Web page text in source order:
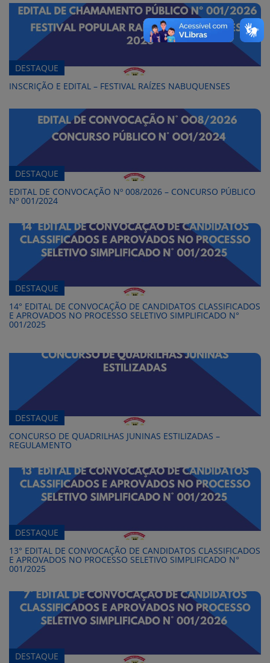
DESTAQUE
INSCRIÇÃO E EDITAL – FESTIVAL RAÍZES NABUQUENSES
DESTAQUE
EDITAL DE CONVOCAÇÃO Nº 008/2026 – CONCURSO PÚBLICO
Nº 001/2024
DESTAQUE
14° EDITAL DE CONVOCAÇÃO DE CANDIDATOS CLASSIFICADOS
E APROVADOS NO PROCESSO SELETIVO SIMPLIFICADO N°
001/2025
DESTAQUE
CONCURSO DE QUADRILHAS JUNINAS ESTILIZADAS –
REGULAMENTO
DESTAQUE
13° EDITAL DE CONVOCAÇÃO DE CANDIDATOS CLASSIFICADOS
E APROVADOS NO PROCESSO SELETIVO SIMPLIFICADO N°
001/2025
DESTAQUE